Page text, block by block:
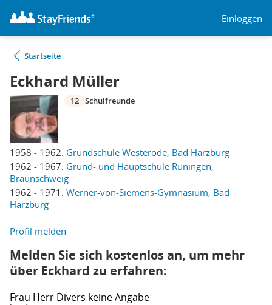
Einloggen
Startseite
Eckhard Müller
1958 - 1962: Grundschule Westerode, Bad Harzburg
1962 - 1967: Grund- und Hauptschule Rüningen,
Braunschweig
1962 - 1971: Werner-von-Siemens-Gymnasium, Bad
Harzburg
12 Schulfreunde
Profil melden
Melden Sie sich kostenlos an, um mehr
über Eckhard zu erfahren:
Frau Herr Divers keine Angabe